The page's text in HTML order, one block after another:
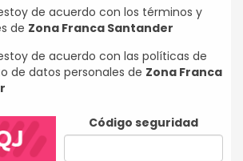
de acuerdo con los términos y
de Zona Franca Santander
de acuerdo con las políticas de
de datos personales de Zona Franca
Código seguridad